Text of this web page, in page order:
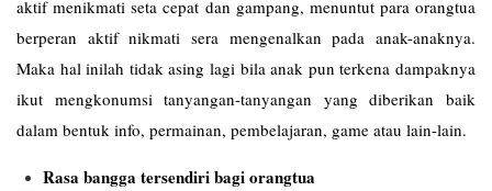
aktif menikmati seta cepat dan gampang, menuntut para orangtua
berperan aktif nikmati sera mengenalkan pada anak-anaknya.
Maka hal inilah tidak asing lagi bila anak pun terkena dampaknya
ikut mengkonumsi tanyangan-tanyangan yang diberikan baik
dalam bentuk info, permainan, pembelajaran, game atau lain-lain.
Rasa bangga tersendiri bagi orangtua